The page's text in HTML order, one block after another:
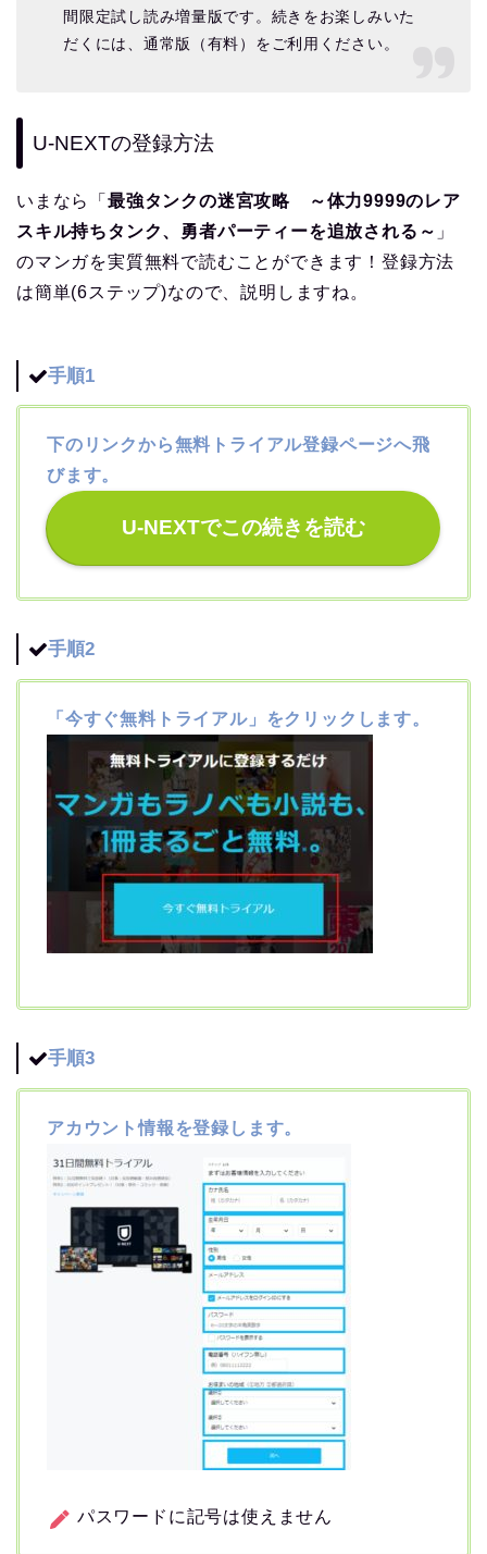
間限定試し読み増量版です。続きをお楽しみいた
だくには、通常版（有料）をご利用ください。
U-NEXTの登録方法
いまなら「 最強タンクの迷宮攻略 ～体力9999のレア
スキル持ちタンク、勇者パーティーを追放される～ 」
のマンガを実質無料で読むことができます！登録方法
は簡単(6ステップ)なので、説明しますね。
手順1
下のリンクから無料トライアル登録ページへ飛
びます。
U-NEXTでこの続きを読む
手順2
「今すぐ無料トライアル」をクリックします。
手順3
アカウント情報を登録します。
パスワードに記号は使えません